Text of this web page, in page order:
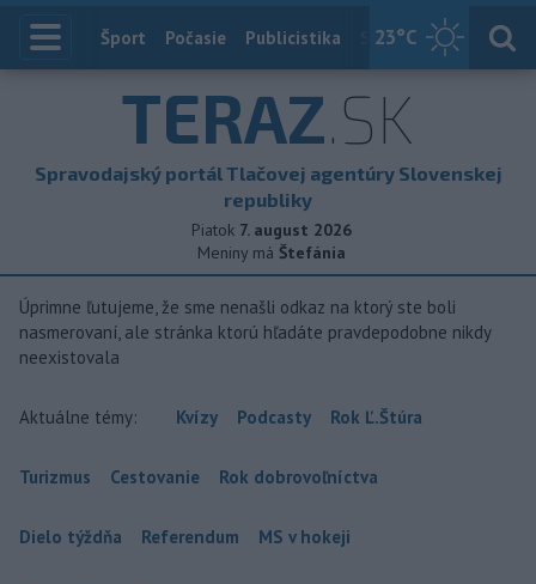
23°C
Index
Šport Počasie Publicistika Slovensko
TERAZ.SK
Spravodajský portál Tlačovej agentúry Slovenskej
republiky
Piatok 7. august 2026
Meniny má Štefánia
Úprimne ľutujeme, že sme nenašli odkaz na ktorý ste boli
nasmerovaní, ale stránka ktorú hľadáte pravdepodobne nikdy
neexistovala
Aktuálne témy: Kvízy Podcasty Rok Ľ.Štúra
Turizmus Cestovanie Rok dobrovoľníctva
Dielo týždňa Referendum MS v hokeji